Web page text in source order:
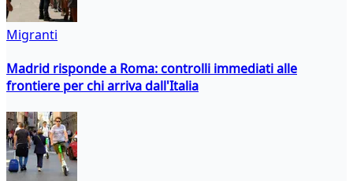
Migranti
Madrid risponde a Roma: controlli immediati alle
frontiere per chi arriva dall'Italia